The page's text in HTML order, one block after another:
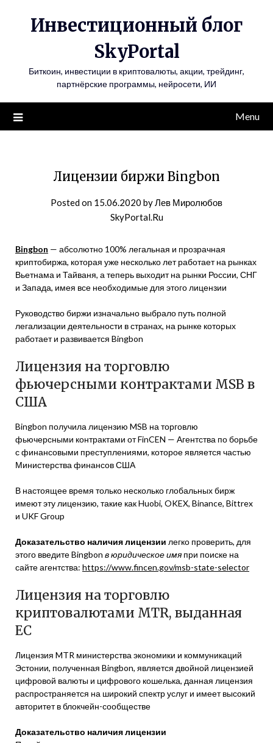
Инвестиционный блог
SkyPortal
Биткоин, инвестиции в криптовалюты, акции, трейдинг,
партнёрские программы, нейросети, ИИ
Menu
Лицензии биржи Bingbon
Posted on 15.06.2020 byЛев Миролюбов
SkyPortal.Ru
Bingbon — абсолютно 100% легальная и прозрачная
криптобиржа, которая уже несколько лет работает на рынках
Вьетнама и Тайваня, а теперь выходит на рынки России, СНГ
и Запада, имея все необходимые для этого лицензии
Руководство биржи изначально выбрало путь полной
легализации деятельности в странах, на рынке которых
работает и развивается Bingbon
Лицензия на торговлю
фьючерсными контрактами MSB в
США
Bingbon получила лицензию MSB на торговлю
фьючерсными контрактами от FinCEN — Агентства по борьбе
с финансовыми преступлениями, которое является частью
Министерства финансов США
В настоящее время только несколько глобальных бирж
имеют эту лицензию, такие как Huobi, OKEX, Binance, Bittrex
и UKF Group
Доказательство наличия лицензии легко проверить, для
этого введите Bingbon в юридическое имяпри поиске на
сайте агентства: https://www.fincen.gov/msb-state-selector
Лицензия на торговлю
криптовалютами MTR, выданная
ЕС
Лицензия MTR министерства экономики и коммуникаций
Эстонии, полученная Bingbon, является двойной лицензией
цифровой валюты и цифрового кошелька, данная лицензия
распространяется на широкий спектр услуг и имеет высокий
авторитет в блокчейн-сообществе
Доказательство наличия лицензии